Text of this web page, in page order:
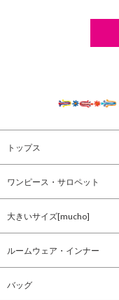
トップス
ワンピース・サロペット
大きいサイズ[mucho]
ルームウェア・インナー
バッグ